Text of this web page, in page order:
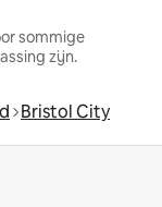
sommige
zijn.
Bristol City